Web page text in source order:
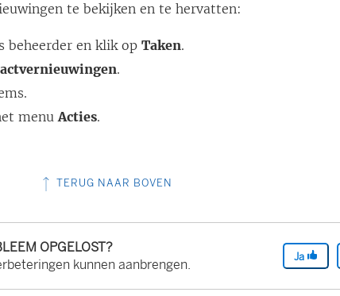
te bekijken en te hervatten:
beheerder en klik opTaken.
.
menuActies.
TERUG NAAR BOVEN
OPGELOST?
kunnen aanbrengen.
Ja